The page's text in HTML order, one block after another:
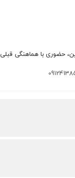
حضوری با هماهنگی قبلی